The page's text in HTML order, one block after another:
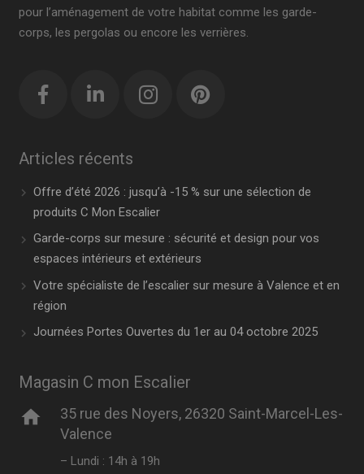
pour l’aménagement de votre habitat comme les garde-
corps, les pergolas ou encore les verrières.
Articles récents
Offre d’été 2026 : jusqu’à -15 % sur une sélection de
produits C Mon Escalier
Garde-corps sur mesure : sécurité et design pour vos
espaces intérieurs et extérieurs
Votre spécialiste de l’escalier sur mesure à Valence et en
région
Journées Portes Ouvertes du 1er au 04 octobre 2025
Magasin C mon Escalier
home
35 rue des Noyers, 26320 Saint-Marcel-Les-
Valence
– Lundi : 14h à 19h